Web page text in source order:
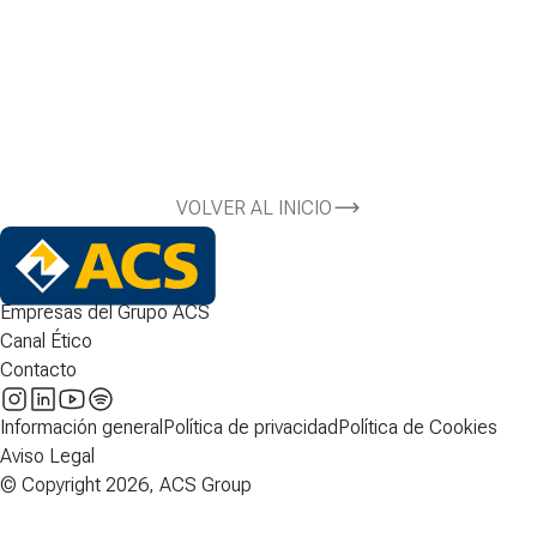
VOLVER AL INICIO
Empresas del Grupo ACS
Canal Ético
Contacto
Información general Política de privacidadPolítica de Cookies
Aviso Legal
© Copyright 2026, ACS Group